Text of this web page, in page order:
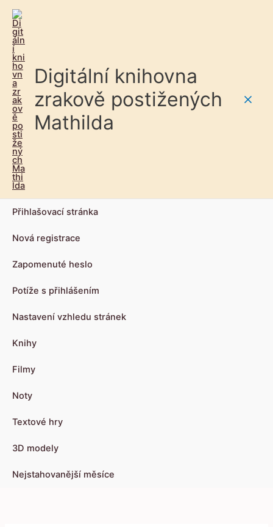
Digitální knihovna
zrakově postižených
Mathilda
Přihlašovací stránka
Nová registrace
Zapomenuté heslo
Potíže s přihlášením
Nastavení vzhledu stránek
Knihy
Filmy
Noty
Textové hry
3D modely
Nejstahovanější měsíce